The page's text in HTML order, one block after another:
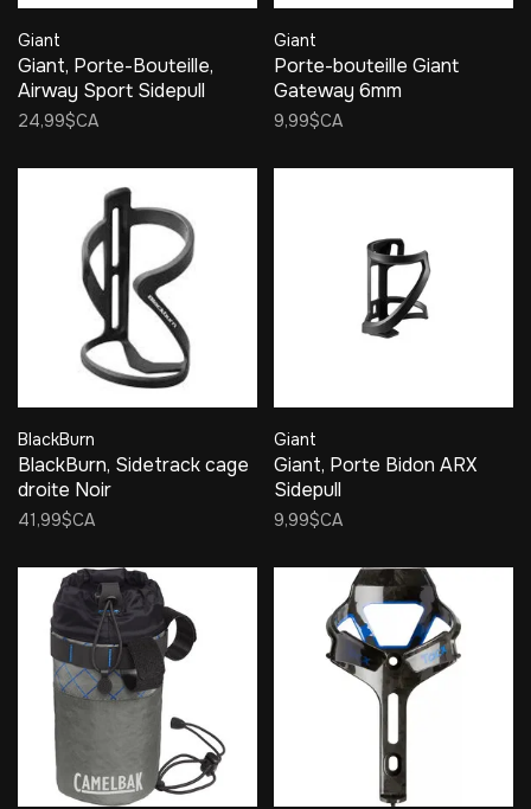
Giant
Giant, Porte-Bouteille,
Airway Sport Sidepull
24,99$CA
Giant
Porte-bouteille Giant
Gateway 6mm
9,99$CA
BlackBurn
BlackBurn, Sidetrack cage
droite Noir
41,99$CA
Giant
Giant, Porte Bidon ARX
Sidepull
9,99$CA